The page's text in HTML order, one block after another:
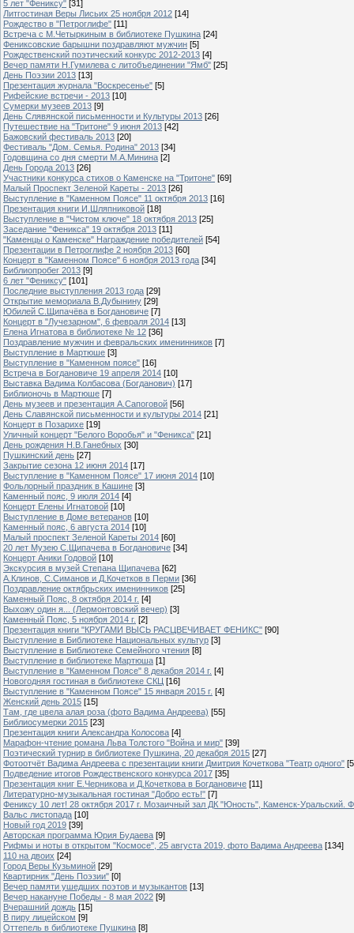
5 лет "Фениксу" [31]
Литгостиная Веры Лисьих 25 ноября 2012 [14]
Рождество в "Петроглифе" [11]
Встреча с М.Четыркиным в библиотеке Пушкина [24]
Фениксовские барышни поздравляют мужчин [5]
Рождественский поэтический конкурс 2012-2013 [4]
Вечер памяти Н.Гумилева с литобъединении "Ямб" [25]
День Поэзии 2013 [13]
Презентация журнала "Воскресенье" [5]
Рифейские встречи - 2013 [10]
Сумерки музеев 2013 [9]
День Слявянской письменности и Культуры 2013 [26]
Путешествие на "Тритоне" 9 июня 2013 [42]
Бажовский фестиваль 2013 [20]
Фестиваль "Дом. Семья. Родина" 2013 [34]
Годовщина со дня смерти М.А.Минина [2]
День Города 2013 [26]
Участники конкурса стихов о Каменске на "Тритоне" [69]
Малый Проспект Зеленой Кареты - 2013 [26]
Выступление в "Каменном Поясе" 11 октября 2013 [16]
Презентация книги И.Шляпниковой [18]
Выступление в "Чистом ключе" 18 октября 2013 [25]
Заседание "Феникса" 19 октября 2013 [11]
"Каменцы о Каменске" Награждение победителей [54]
Презентации в Петроглифе 2 ноября 2013 [60]
Концерт в "Каменном Поясе" 6 ноября 2013 года [34]
Библиопробег 2013 [9]
6 лет "Фениксу" [101]
Последние выступления 2013 года [29]
Открытие мемориала В.Дубынину [29]
Юбилей С.Щипачёва в Богдановиче [7]
Концерт в "Лучезарном", 6 февраля 2014 [13]
Елена Игнатова в библиотеке № 12 [36]
Поздравление мужчин и февральских именинников [7]
Выступление в Мартюше [3]
Выступление в "Каменном поясе" [16]
Встреча в Богдановиче 19 апреля 2014 [10]
Выставка Вадима Колбасова (Богданович) [17]
Библионочь в Мартюше [7]
День музеев и презентация А.Сапоговой [56]
День Славянской письменности и культуры 2014 [21]
Концерт в Позарихе [19]
Уличный концерт "Белого Воробья" и "Феникса" [21]
День рождения Н.В.Ганебных [30]
Пушкинский день [27]
Закрытие сезона 12 июня 2014 [17]
Выступление в "Каменном Поясе" 17 июня 2014 [10]
Фольлорный праздник в Кашине [3]
Каменный пояс, 9 июля 2014 [4]
Концерт Елены Игнатовой [10]
Выступление в Доме ветеранов [10]
Каменный пояс, 6 августа 2014 [10]
Малый проспект Зеленой Кареты 2014 [60]
20 лет Музею С.Щипачева в Богдановиче [34]
Концерт Аники Годовой [10]
Экскурсия в музей Степана Щипачева [62]
А.Клинов, С.Симанов и Д.Кочетков в Перми [36]
Поздравление октябрьских именинников [25]
Каменный Пояс, 8 октября 2014 г. [4]
Выхожу один я... (Лермонтовский вечер) [3]
Каменный Пояс, 5 ноября 2014 г. [2]
Презентация книги "КРУГАМИ ВЫСЬ РАСЦВЕЧИВАЕТ ФЕНИКС" [90]
Выступление в Библиотеке Национальных культур [3]
Выступление в Библиотеке Семейного чтения [8]
Выступление в библиотеке Мартюша [1]
Выступление в "Каменном Поясе" 8 декабря 2014 г. [4]
Новогодняя гостиная в библиотеке СКЦ [16]
Выступление в "Каменном Поясе" 15 января 2015 г. [4]
Женский день 2015 [15]
Там, где цвела алая роза (фото Вадима Андреева) [55]
Библиосумерки 2015 [23]
Презентация книги Александра Колосова [4]
Марафон-чтение романа Льва Толстого "Война и мир" [39]
Поэтический турнир в библиотеке Пушкина, 20 декабря 2015 [27]
Фотоотчёт Вадима Андреева с презентации книги Дмитрия Кочеткова "Театр одного"
Подведение итогов Рождественского конкурса 2017 [35]
Презентация книг Е.Черникова и Д.Кочеткова в Богдановиче [11]
Литературно-музыкальная гостиная "Добро есть!" [7]
Фениксу 10 лет! 28 октября 2017 г. Мозаичный зал ДК "Юность", Каменск-Уральский.
Вальс листопада [10]
Новый год 2019 [39]
Авторская программа Юрия Будаева [9]
Рифмы и ноты в открытом "Космосе", 25 августа 2019, фото Вадима Андреева [134]
110 на двоих [24]
Город Веры Кузьминой [29]
Квартирник "День Поэзии" [0]
Вечер памяти ушедших поэтов и музыкантов [13]
Вечер накануне Победы - 8 мая 2022 [9]
Вчерашний дождь [15]
В пиру лицейском [9]
Оттепель в библиотеке Пушкина [8]